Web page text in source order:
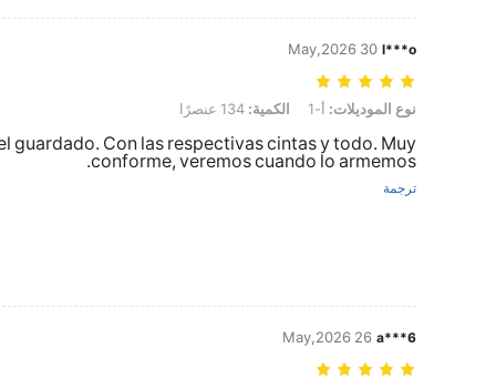
l***o
30 May,2026
نوع الموديلات: أ-1, الكمية: 134 عنصرًا
نوع الموديلات: أ-1 الكمية:
guardado. Con las respectivas cintas y todo. Muy
conforme, veremos cuando lo armemos.
ترجمة
a***6
26 May,2026